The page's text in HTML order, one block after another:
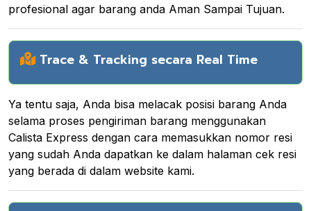
profesional agar barang anda Aman Sampai Tujuan.
Trace & Tracking secara Real Time
Ya tentu saja, Anda bisa melacak posisi barang Anda
selama proses pengiriman barang menggunakan
Calista Express dengan cara memasukkan nomor resi
yang sudah Anda dapatkan ke dalam halaman cek resi
yang berada di dalam website kami.